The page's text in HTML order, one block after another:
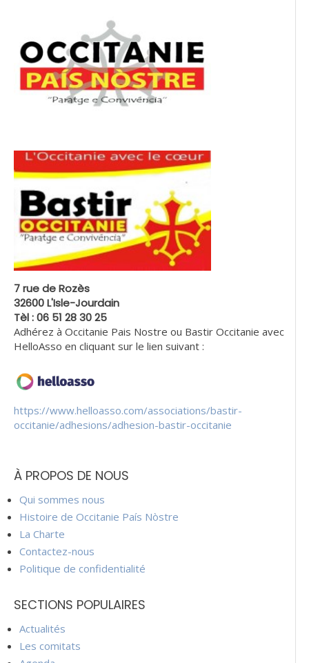
7 rue de Rozès
32600 L'Isle-Jourdain
Tèl : 06 51 28 30 25
Adhérez à Occitanie Pais Nostre ou Bastir Occitanie avec
HelloAsso en cliquant sur le lien suivant :
https://www.helloasso.com/associations/bastir-
occitanie/adhesions/adhesion-bastir-occitanie
À PROPOS DE NOUS
Qui sommes nous
Histoire de Occitanie País Nòstre
La Charte
Contactez-nous
Politique de confidentialité
SECTIONS POPULAIRES
Actualités
Les comitats